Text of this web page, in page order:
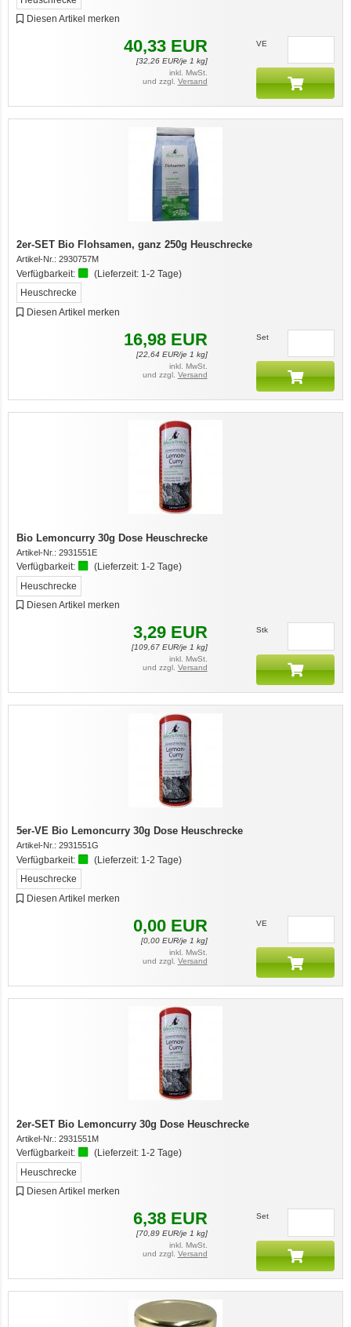
Diesen Artikel merken
40,33 EUR
[32,26EUR/je 1 kg]
inkl. MwSt.
und zzgl. Versand
VE
2er-SET Bio Flohsamen, ganz 250g Heuschrecke
Artikel-Nr.: 2930757M
Verfügbarkeit: (Lieferzeit: 1-2 Tage)
Heuschrecke
Diesen Artikel merken
16,98 EUR
[22,64 EUR/je 1 kg]
inkl. MwSt.
und zzgl. Versand
Set
Bio Lemoncurry 30g Dose Heuschrecke
Artikel-Nr.: 2931551E
Verfügbarkeit: (Lieferzeit: 1-2 Tage)
Heuschrecke
Diesen Artikel merken
3,29 EUR
[109,67EUR/je 1 kg]
inkl. MwSt.
und zzgl. Versand
Stk
5er-VE Bio Lemoncurry 30g Dose Heuschrecke
Artikel-Nr.: 2931551G
Verfügbarkeit: (Lieferzeit: 1-2 Tage)
Heuschrecke
Diesen Artikel merken
0,00 EUR
[0,00EUR/je 1 kg]
inkl. MwSt.
und zzgl. Versand
VE
2er-SET Bio Lemoncurry 30g Dose Heuschrecke
Artikel-Nr.: 2931551M
Verfügbarkeit: (Lieferzeit: 1-2 Tage)
Heuschrecke
Diesen Artikel merken
6,38 EUR
[70,89EUR/je 1 kg]
inkl. MwSt.
und zzgl. Versand
Set